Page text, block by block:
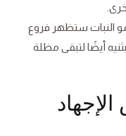
النبات ستظهر فروع
أيضًا لتبقى مظلة